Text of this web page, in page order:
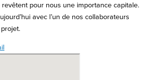
pour nous une importance capitale.
avec l’un de nos collaborateurs